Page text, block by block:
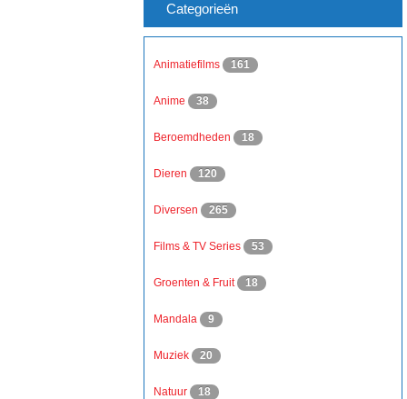
Categorieën
Animatiefilms 161
Anime 38
Beroemdheden 18
Dieren 120
Diversen 265
Films & TV Series 53
Groenten & Fruit 18
Mandala 9
Muziek 20
Natuur 18